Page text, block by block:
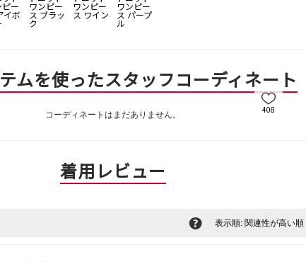
408
ムを使ったスタッフコーディネート
コーディネートはまだありません。
着用レビュー
? 表示順: 関連性が高い順